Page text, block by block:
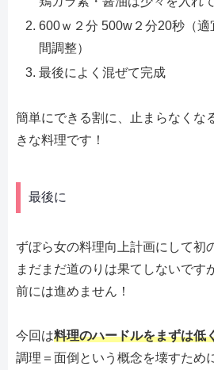
600ｗ２分 500w２分20秒（
間調整）
最後によく混ぜて完成
簡単にできる割に、止まらなくな
きな料理です！
最後に
ずぼら女の料理向上計画にして初
まだまだ道のりは果てしないです
前には進めません！
今回は料理のハードルをまずは低
調理＝面倒という概念を壊すため